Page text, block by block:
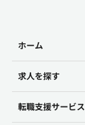
ホーム
求人を探す
転職支援サービス